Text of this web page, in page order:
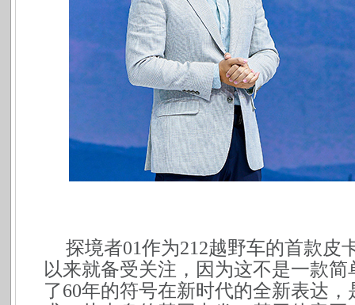
探境者01作为212越野车的首款皮
以来就备受关注，因为这不是一款
了60年的符号在新时代的全新表达